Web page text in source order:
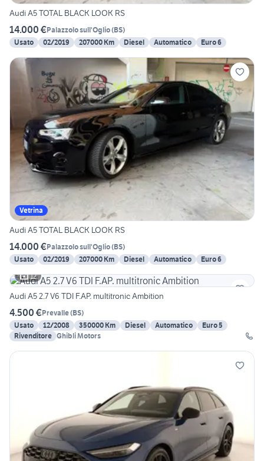
Audi A5 TOTAL BLACK LOOK RS
14.000 €Palazzolo sull'Oglio(BS)
Usato
02/2019 207000 Km Diesel Automatico Euro 6
Vetrina
Audi A5 TOTAL BLACK LOOK RS
14.000 €Palazzolo sull'Oglio(BS)
Usato
02/2019 207000 Km Diesel Automatico
Euro 6
12
Audi A5 2.7 V6 TDI F.AP. multitronic Ambition
4.500 €Prevalle(BS)
Usato
12/2008 350000 Km Diesel Automatico
Euro 5
Rivenditore Ghibli Motors